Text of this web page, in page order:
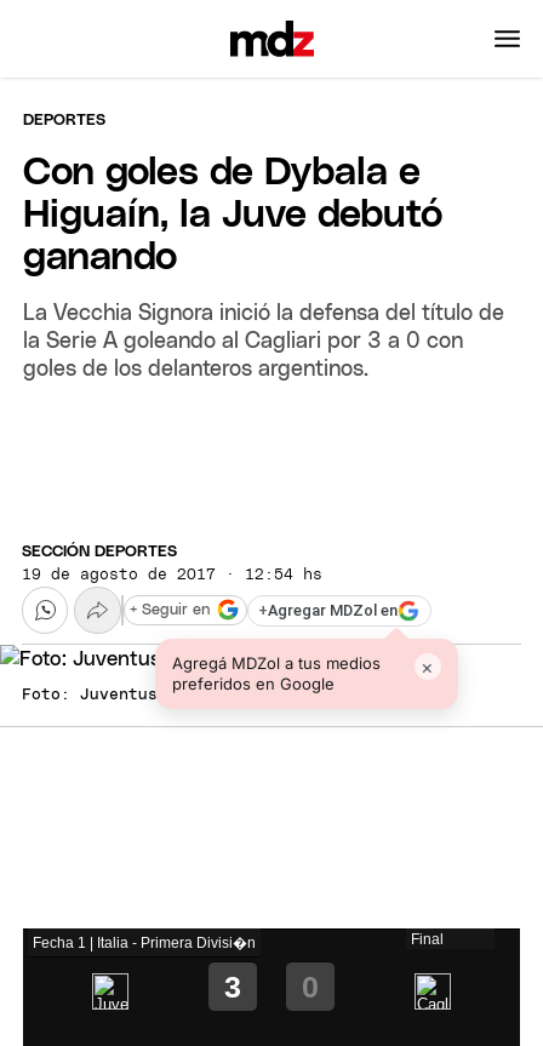
DEPORTES
Con goles de Dybala e
Higuaín, la Juve debutó
ganando
La Vecchia Signora inició la defensa del título de
la Serie A goleando al Cagliari por 3 a 0 con
goles de los delanteros argentinos.
SECCIÓN DEPORTES
19 de agosto de 2017 · 12:54 hs
+Agregar MDZol en
Agregá MDZol a tus medios
preferidos en Google
×
+ Seguir en
Foto: Juventus FC